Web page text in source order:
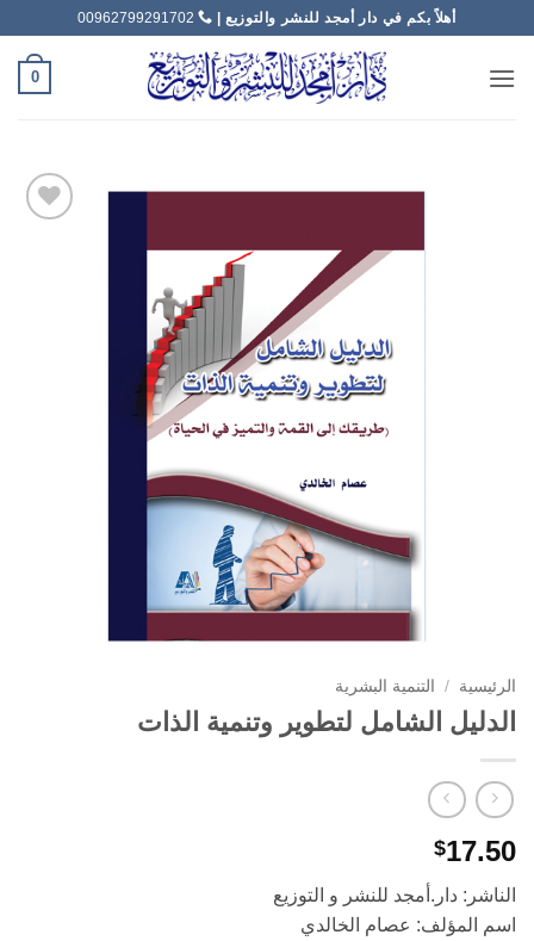
أهلاً بكم في دار أمجد للنشر والتوزيع | 00962799291702
0
الرئيسية / التنمية البشرية
الدليل الشامل لتطوير وتنمية الذات
$17.50
الناشر: دار.أمجد للنشر و التوزيع
اسم المؤلف: عصام الخالدي